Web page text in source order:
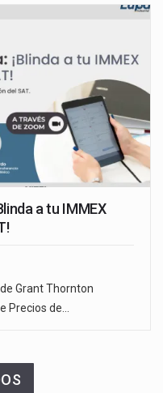
a tu IMMEX
Grant Thornton
Precios de…